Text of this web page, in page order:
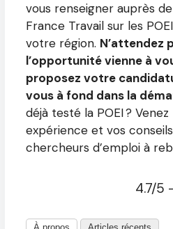
vous renseigner auprès
France Travail sur les
votre région. N’attendez
l’opportunité vienne à
proposez votre
vous à fond dans la
déjà testé la POEI ?
expérience et vos
chercheurs d’emploi à
4.7/5